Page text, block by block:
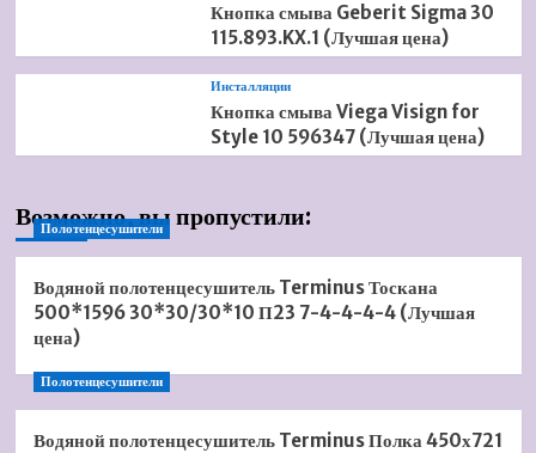
Кнопка смыва Geberit Sigma 30
115.893.KX.1 (Лучшая цена)
Инсталляции
Кнопка смыва Viega Visign for
Style 10 596347 (Лучшая цена)
Возможно, вы пропустили:
Полотенцесушители
Водяной полотенцесушитель Terminus Тоскана
500*1596 30*30/30*10 П23 7-4-4-4-4 (Лучшая
цена)
Полотенцесушители
Водяной полотенцесушитель Terminus Полка 450х721